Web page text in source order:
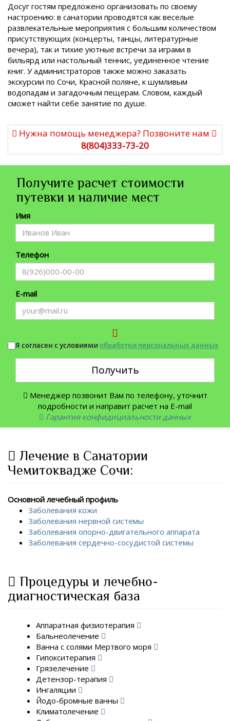
Досуг гостям предложено организовать по своему
настроению: в санатории проводятся как веселые
развлекательные мероприятия с большим количеством
присутствующих (концерты, танцы, литературные
вечера), так и тихие уютные встречи за играми в
бильярд или настольный теннис, уединенное чтение
книг. У администраторов также можно заказать
экскурсии по Сочи, Красной поляне, к шумливым
водопадам и загадочным пещерам. Словом, каждый
сможет найти себе занятие по душе.
Нужна помощь менеджера? Позвоните нам
8(804)333-73-20
Получите расчет стоимости
путевки и наличие мест
Имя
Телефон
E-mail
Я согласен с условиямиобработки персональных данных
Получить
Менеджер позвонит Вам по телефону, уточнит
подробности и направит расчет на E-mail
Гарантия конфидициальности данных
Лечение в Санатории
Чемитоквадже Сочи:
Основной лечебный профиль
Заболевания кожи
Заболевания нервной системы
Заболевания опорно-двигательного аппарата
Заболевания сердечно-сосудистой системы
Процедуры и лечебно-
диагностическая база
Аппаратная физиотерапия
Бальнеолечение
Ванна с солями Мертвого моря
Гипокситерапия
Грязелечение
Детензор-терапия
Ингаляции
Йодо-бромные ванны
Климатолечение